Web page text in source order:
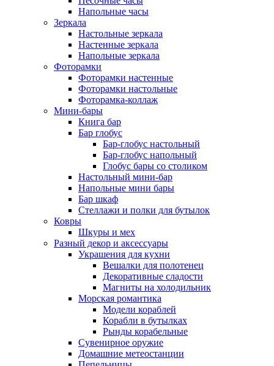
Напольные часы
Зеркала
Настольные зеркала
Настенные зеркала
Напольные зеркала
Фоторамки
Фоторамки настенные
Фоторамки настольные
Фоторамка-коллаж
Мини-бары
Книга бар
Бар глобус
Бар-глобус настольный
Бар-глобус напольный
Глобус бары со столиком
Настольный мини-бар
Напольные мини бары
Бар шкаф
Стеллажи и полки для бутылок
Ковры
Шкуры и мех
Разный декор и аксессуары
Украшения для кухни
Вешалки для полотенец
Декоративные сладости
Магниты на холодильник
Морская романтика
Модели кораблей
Корабли в бутылках
Рынды корабельные
Сувенирное оружие
Домашние метеостанции